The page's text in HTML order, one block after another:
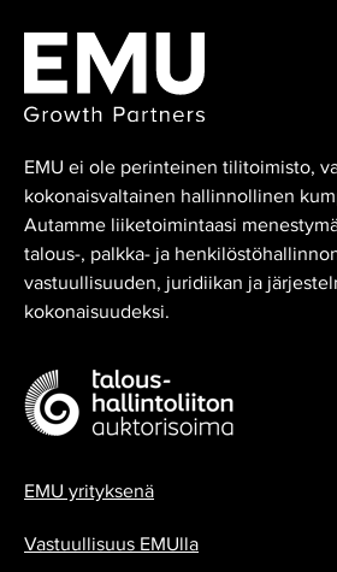
EMU ei ole perinteinen tilitoimisto,
kokonaisvaltainen hallinnollinen
Autamme liiketoimintaasi
talous-, palkka- ja
vastuullisuuden, juridiikan ja
kokonaisuudeksi.
EMU yrityksenä
Vastuullisuus EMUlla